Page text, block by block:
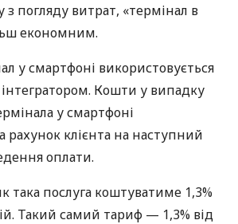
погляду витрат, «термінал в
економним.
у смартфоні використовується
Кошти у випадку
у смартфоні
рахунок клієнта на наступний
оплати.
така послуга коштуватиме 1,3%
Такий самий тариф — 1,3% від